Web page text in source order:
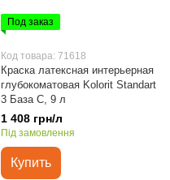
Под заказ
Код товара: 71618
Краска латексная интерьерная
глубокоматовая Kolorit Standart
3 База С, 9 л
1 408 грн/л
Під замовлення
Купить